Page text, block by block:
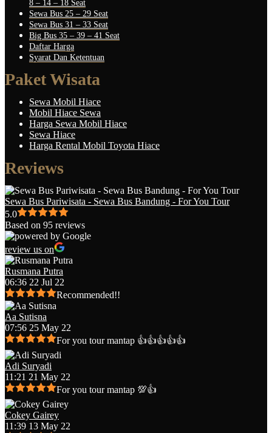
8 – 14 – 18 Seat
Sewa Bus 25 – 29 Seat
Sewa Bus 31 – 33 Seat
Big Bus 35 – 39 – 41 Seat
Daftar Harga
Syarat Dan Ketentuan
Paket Wisata
Sewa Mobil Hiace
Mobil Hiace Sewa
Harga Sewa Mobil Hiace
Sewa Hiace
Harga Rental Mobil Toyota Hiace
Reviews
Sewa Bus Pariwisata - Sewa Bus Bandung - For You Tour
5.0
Based on 95 reviews
review us on
Rusmana Putra
06:36 22 Jul 22
Recommended!!
Aa Sutisna
07:56 25 May 22
For you tour mantap 👍👍👍👍👍
Adi Suryadi
11:21 21 May 22
For you tour mantap 💯👍
Cokey Gairey
11:39 13 May 22